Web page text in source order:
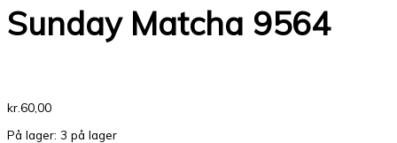
Sunday Matcha 9564
kr.60,00
På lager: 3 på lager